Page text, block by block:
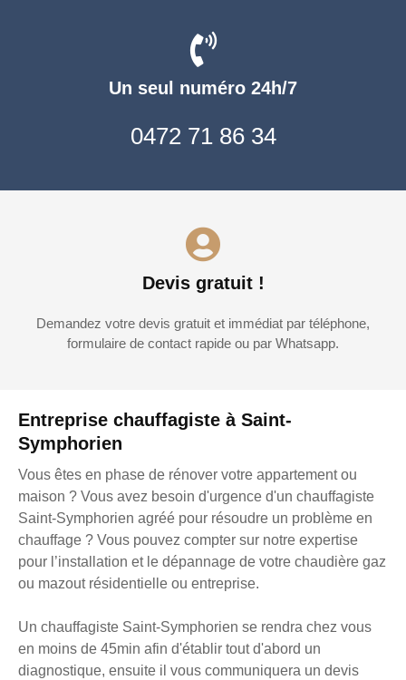
Entreprise chauffagiste à Saint-
Symphorien
Vous êtes en phase de rénover votre appartement ou
maison ? Vous avez besoin d'urgence d'un chauffagiste
Saint-Symphorien agréé pour résoudre un problème en
chauffage ? Vous pouvez compter sur notre expertise
pour l’installation et le dépannage de votre chaudière gaz
ou mazout résidentielle ou entreprise.
Un chauffagiste Saint-Symphorien se rendra chez vous
en moins de 45min afin d'établir tout d'abord un
diagnostique, ensuite il vous communiquera un devis
Un seul numéro 24h/7
0472 71 86 34
Devis gratuit !
Demandez votre devis gratuit et immédiat par téléphone,
formulaire de contact rapide ou par Whatsapp.